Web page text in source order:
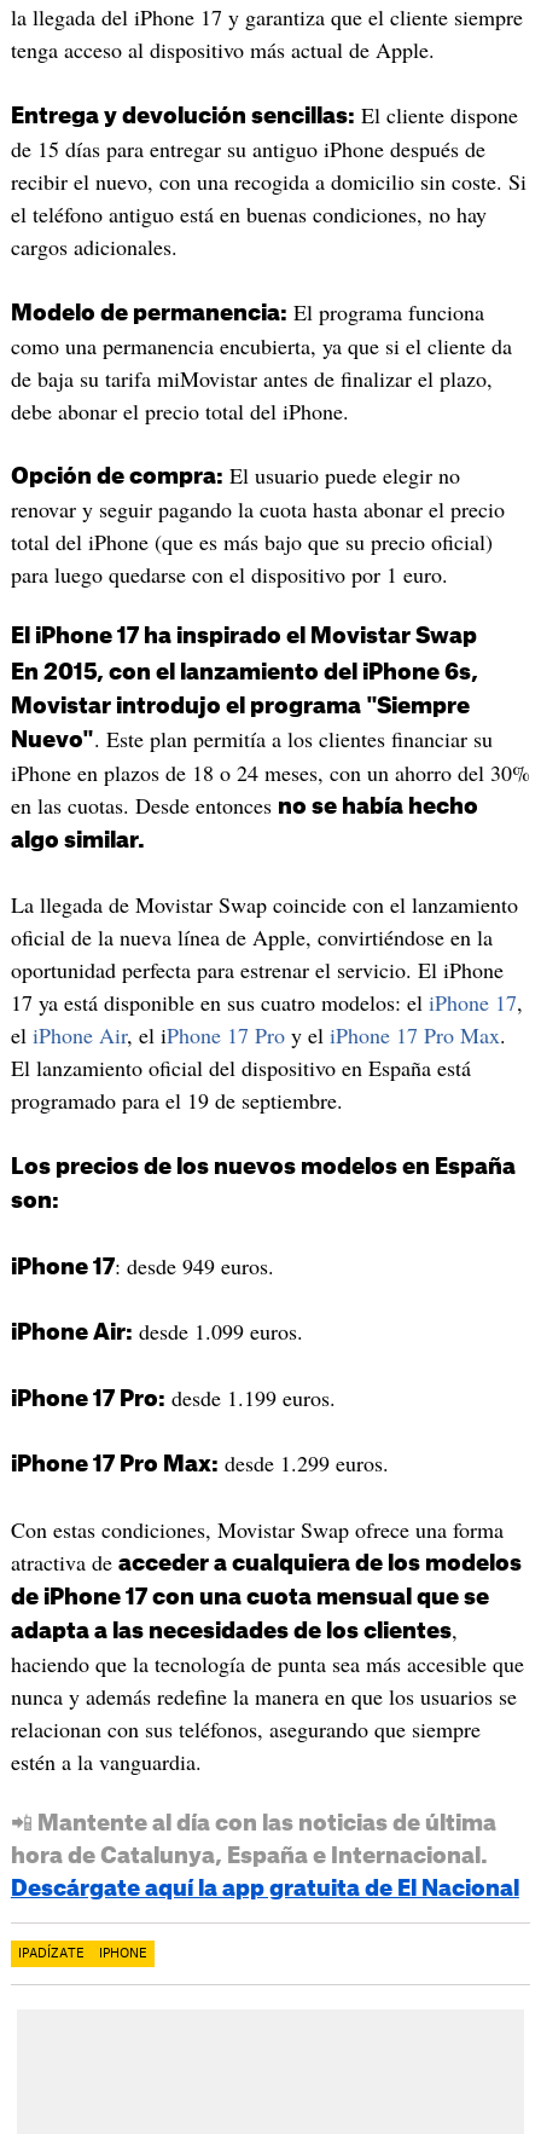
la llegada del iPhone 17 y garantiza que el cliente siempre
tenga acceso al dispositivo más actual de Apple.
Entrega y devolución sencillas: El cliente dispone
de 15 días para entregar su antiguo iPhone después de
recibir el nuevo, con una recogida a domicilio sin coste. Si
el teléfono antiguo está en buenas condiciones, no hay
cargos adicionales.
Modelo de permanencia: El programa funciona
como una permanencia encubierta, ya que si el cliente da
de baja su tarifa miMovistar antes de finalizar el plazo,
debe abonar el precio total del iPhone.
Opción de compra: El usuario puede elegir no
renovar y seguir pagando la cuota hasta abonar el precio
total del iPhone (que es más bajo que su precio oficial)
para luego quedarse con el dispositivo por 1 euro.
El iPhone 17 ha inspirado el Movistar Swap
En 2015, con el lanzamiento del iPhone 6s,
Movistar introdujo el programa "Siempre
Nuevo". Este plan permitía a los clientes financiar su
iPhone en plazos de 18 o 24 meses, con un ahorro del 30%
en las cuotas. Desde entonces no se había hecho
algo similar.
La llegada de Movistar Swap coincide con el lanzamiento
oficial de la nueva línea de Apple, convirtiéndose en la
oportunidad perfecta para estrenar el servicio. El iPhone
17 ya está disponible en sus cuatro modelos: el iPhone 17,
el iPhone Air, el iPhone 17 Proy el iPhone 17 Pro Max.
El lanzamiento oficial del dispositivo en España está
programado para el 19 de septiembre.
Los precios de los nuevos modelos en España
son:
iPhone 17: desde 949 euros.
iPhone Air: desde 1.099 euros.
iPhone 17 Pro: desde 1.199 euros.
iPhone 17 Pro Max: desde 1.299 euros.
Con estas condiciones, Movistar Swap ofrece una forma
atractiva de acceder a cualquiera de los modelos
de iPhone 17 con una cuota mensual que se
adapta a las necesidades de los clientes,
haciendo que la tecnología de punta sea más accesible que
nunca y además redefine la manera en que los usuarios se
relacionan con sus teléfonos, asegurando que siempre
estén a la vanguardia.
📲 Mantente al día con las noticias de última
hora de Catalunya, España e Internacional.
Descárgate aquí la app gratuita de El Nacional
IPADÍZATE IPHONE